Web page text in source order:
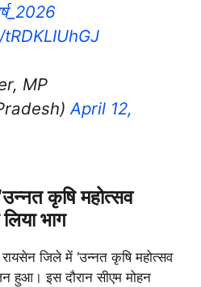
MP
April 12,
कृषि महोत्सव
भाग
जिले में ‘उन्नत कृषि महोत्सव
हुआ। इस दौरान सीएम मोहन